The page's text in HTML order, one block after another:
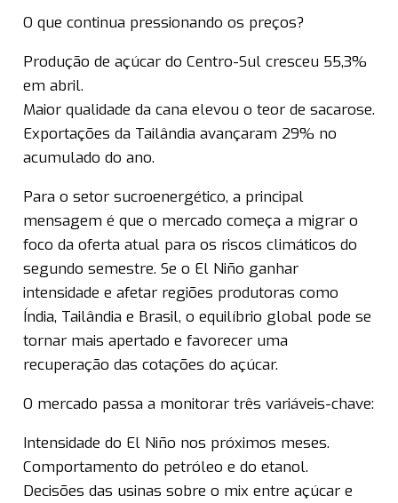
O que continua pressionando os preços?
Produção de açúcar do Centro-Sul cresceu 55,3%
em abril.
Maior qualidade da cana elevou o teor de sacarose.
Exportações da Tailândia avançaram 29% no
acumulado do ano.
Para o setor sucroenergético, a principal
mensagem é que o mercado começa a migrar o
foco da oferta atual para os riscos climáticos do
segundo semestre. Se o El Niño ganhar
intensidade e afetar regiões produtoras como
Índia, Tailândia e Brasil, o equilíbrio global pode se
tornar mais apertado e favorecer uma
recuperação das cotações do açúcar.
O mercado passa a monitorar três variáveis-chave:
Intensidade do El Niño nos próximos meses.
Comportamento do petróleo e do etanol.
Decisões das usinas sobre o mix entre açúcar e